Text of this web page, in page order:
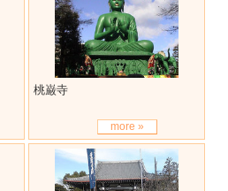
桃巌寺
more »